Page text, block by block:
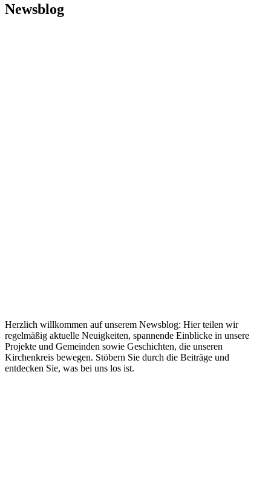
Newsblog
Herzlich willkommen auf unserem Newsblog: Hier teilen wir
regelmäßig aktuelle Neuigkeiten, spannende Einblicke in unsere
Projekte und Gemeinden sowie Geschichten, die unseren
Kirchenkreis bewegen. Stöbern Sie durch die Beiträge und
entdecken Sie, was bei uns los ist.